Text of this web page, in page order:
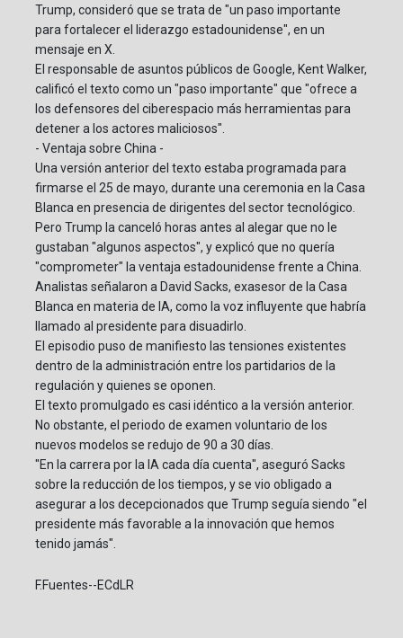
Trump, consideró que se trata de "un paso importante
para fortalecer el liderazgo estadounidense", en un
mensaje en X.
El responsable de asuntos públicos de Google, Kent Walker,
calificó el texto como un "paso importante" que "ofrece a
los defensores del ciberespacio más herramientas para
detener a los actores maliciosos".
- Ventaja sobre China -
Una versión anterior del texto estaba programada para
firmarse el 25 de mayo, durante una ceremonia en la Casa
Blanca en presencia de dirigentes del sector tecnológico.
Pero Trump la canceló horas antes al alegar que no le
gustaban "algunos aspectos", y explicó que no quería
"comprometer" la ventaja estadounidense frente a China.
Analistas señalaron a David Sacks, exasesor de la Casa
Blanca en materia de IA, como la voz influyente que habría
llamado al presidente para disuadirlo.
El episodio puso de manifiesto las tensiones existentes
dentro de la administración entre los partidarios de la
regulación y quienes se oponen.
El texto promulgado es casi idéntico a la versión anterior.
No obstante, el periodo de examen voluntario de los
nuevos modelos se redujo de 90 a 30 días.
"En la carrera por la IA cada día cuenta", aseguró Sacks
sobre la reducción de los tiempos, y se vio obligado a
asegurar a los decepcionados que Trump seguía siendo "el
presidente más favorable a la innovación que hemos
tenido jamás".
F.Fuentes--ECdLR